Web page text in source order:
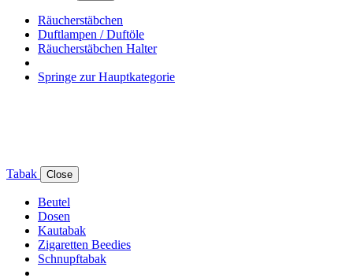
Räucherstäbchen
Duftlampen / Duftöle
Räucherstäbchen Halter
Springe zur Hauptkategorie
Tabak Close
Beutel
Dosen
Kautabak
Zigaretten Beedies
Schnupftabak